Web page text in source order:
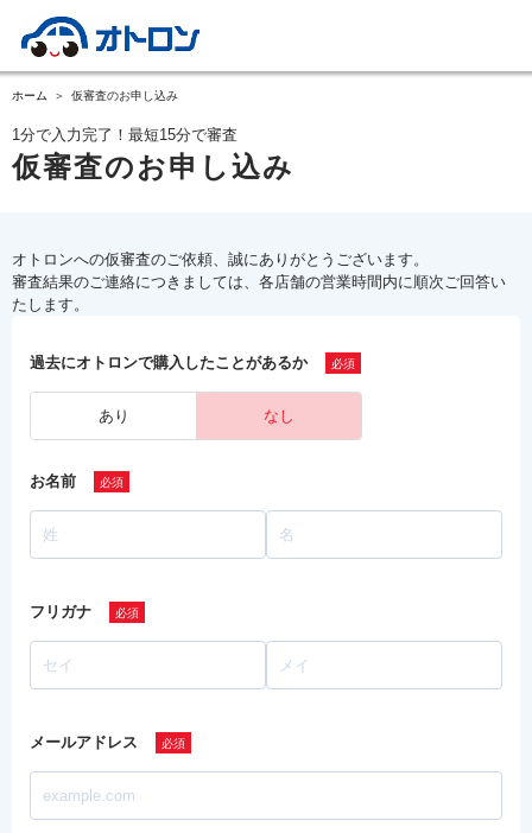
ホーム 仮審査のお申し込み
1分で入力完了！最短15分で審査
仮審査のお申し込み
オトロンへの仮審査のご依頼、誠にありがとうございます。
審査結果のご連絡につきましては、各店舗の営業時間内に順次ご回答い
たします。
過去にオトロンで購入したことがあるか
あり なし
お名前
フリガナ
メールアドレス